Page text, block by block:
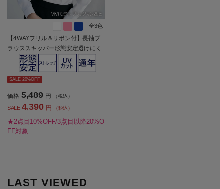
全3色
【4WAYフリル＆リボン付】長袖ブ
ラウススキッパー形態安定透けにく
い織柄無地ViVi通年【レディース】
SALE 20%OFF
価格 5,489 円 （税込）
SALE 4,390 円 （税込）
★2点目10%OFF/3点目以降20%O
FF対象
LAST VIEWED